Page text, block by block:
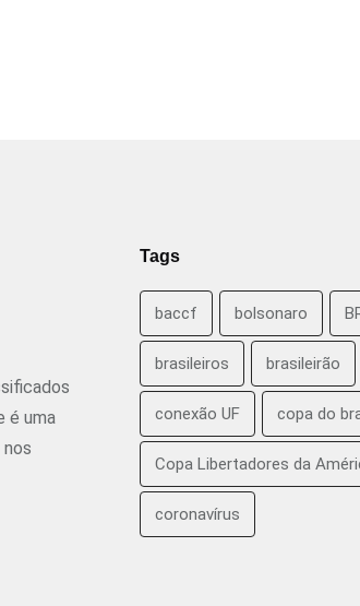
é uma
Tags
baccf bolsonaro
brasileiros brasileirão
conexão UF copa do
Copa Libertadores da
coronavírus